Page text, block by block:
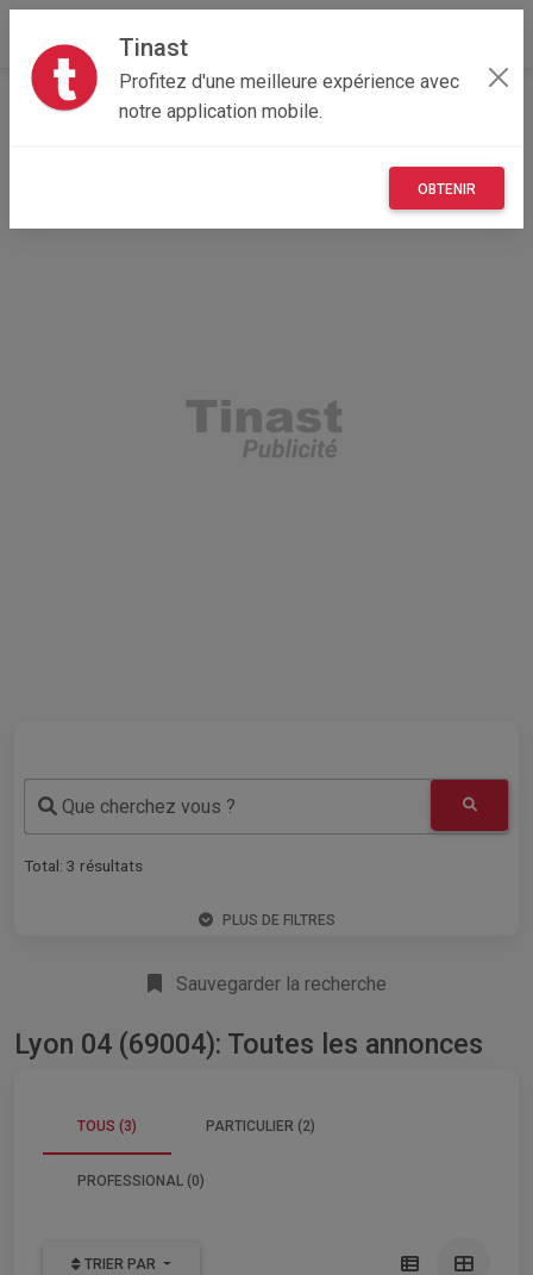
Tinast
Profitez d'une meilleure expérience avec
notre application mobile.
OBTENIR
Accueil Recherche
Auvergne-Rhône-Alpes
Que cherchez vous ?
Total: 3 résultats
PLUS DE FILTRES
Sauvegarder la recherche
Lyon 04 (69004): Toutes les annonces
TOUS (3) PARTICULIER (2)
PROFESSIONAL (0)
TRIER PAR